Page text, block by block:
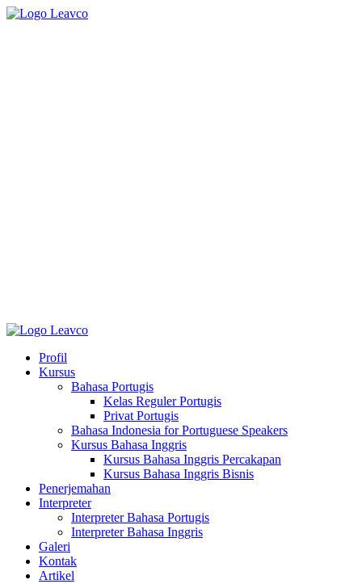
Loncat
Profil
Kursus
Bahasa Portugis
Kelas Reguler Portugis
Privat Portugis
Bahasa Indonesia for Portuguese Speakers
Kursus Bahasa Inggris
Kursus Bahasa Inggris Percakapan
Kursus Bahasa Inggris Bisnis
Penerjemahan
Interpreter
Interpreter Bahasa Portugis
Interpreter Bahasa Inggris
Galeri
Kontak
Artikel